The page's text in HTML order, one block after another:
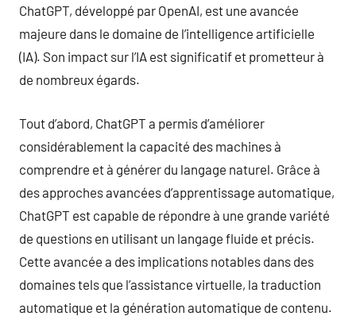
ChatGPT, développé par OpenAI, est une avancée
majeure dans le domaine de l’intelligence artificielle
(IA). Son impact sur l’IA est significatif et prometteur à
de nombreux égards.
Tout d’abord, ChatGPT a permis d’améliorer
considérablement la capacité des machines à
comprendre et à générer du langage naturel. Grâce à
des approches avancées d’apprentissage automatique,
ChatGPT est capable de répondre à une grande variété
de questions en utilisant un langage fluide et précis.
Cette avancée a des implications notables dans des
domaines tels que l’assistance virtuelle, la traduction
automatique et la génération automatique de contenu.